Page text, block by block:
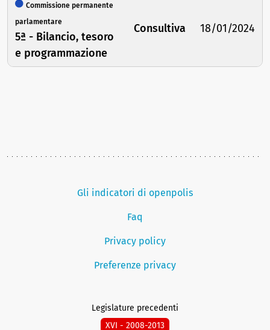
Commissione permanente
parlamentare
5ª - Bilancio, tesoro
e programmazione
Consultiva 18/01/2024
Gli indicatori di openpolis
Faq
Privacy policy
Preferenze privacy
Legislature precedenti
XVI - 2008-2013